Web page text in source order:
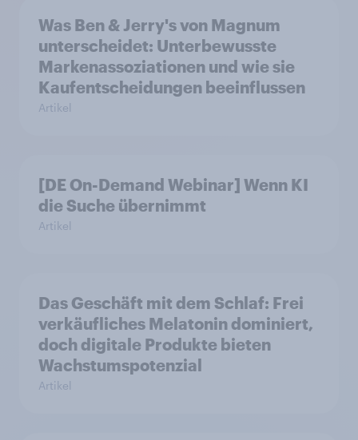
Was Ben & Jerry's von Magnum
unterscheidet: Unterbewusste
Markenassoziationen und wie sie
Kaufentscheidungen beeinflussen
Artikel
[DE On-Demand Webinar] Wenn KI
die Suche übernimmt
Artikel
Das Geschäft mit dem Schlaf: Frei
verkäufliches Melatonin dominiert,
doch digitale Produkte bieten
Wachstumspotenzial
Artikel